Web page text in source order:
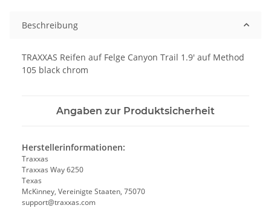
Beschreibung
TRAXXAS Reifen auf Felge Canyon Trail 1.9' auf Method
105 black chrom
Angaben zur Produktsicherheit
Herstellerinformationen:
Traxxas
Traxxas Way 6250
Texas
McKinney, Vereinigte Staaten, 75070
support@traxxas.com